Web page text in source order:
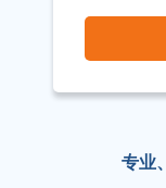
专业